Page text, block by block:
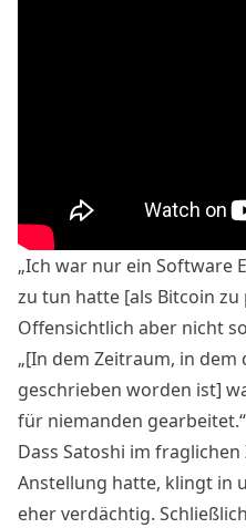
„Ich war nur ein Software
zu tun hatte [als Bitcoin
Offensichtlich aber nicht
„[In dem Zeitraum, in dem
geschrieben worden ist]
für niemanden gearbeitet.“
Dass Satoshi im
Anstellung hatte, klingt in
eher verdächtig.